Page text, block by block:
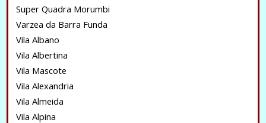
Super Quadra Morumbi
Varzea da Barra Funda
Vila Albano
Vila Albertina
Vila Mascote
Vila Alexandria
Vila Almeida
Vila Alpina